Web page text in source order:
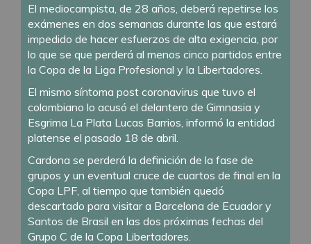
El mediocampista, de 28 años, deberá repetirse los
exámenes en dos semanas durante las que estará
impedido de hacer esfuerzos de alta exigencia, por
lo que se que perderá al menos cinco partidos entre
la Copa de la Liga Profesional y la Libertadores.
El mismo síntoma post coronavirus que tuvo el
colombiano lo acusó el delantero de Gimnasia y
Esgrima La Plata Lucas Barrios, informó la entidad
platense el pasado 18 de abril.
Cardona se perderá la definición de la fase de
grupos y un eventual cruce de cuartos de final en la
Copa LPF, al tiempo que también quedó
descartado para visitar a Barcelona de Ecuador y
Santos de Brasil en las dos próximas fechas del
Grupo C de la Copa Libertadores.